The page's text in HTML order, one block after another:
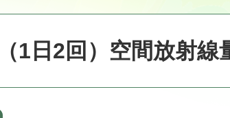
1日2回）空間放射線